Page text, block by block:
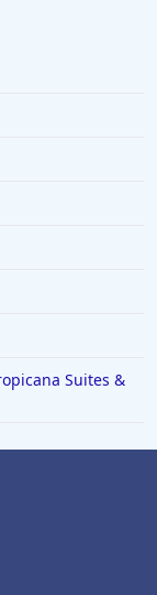
Suites &